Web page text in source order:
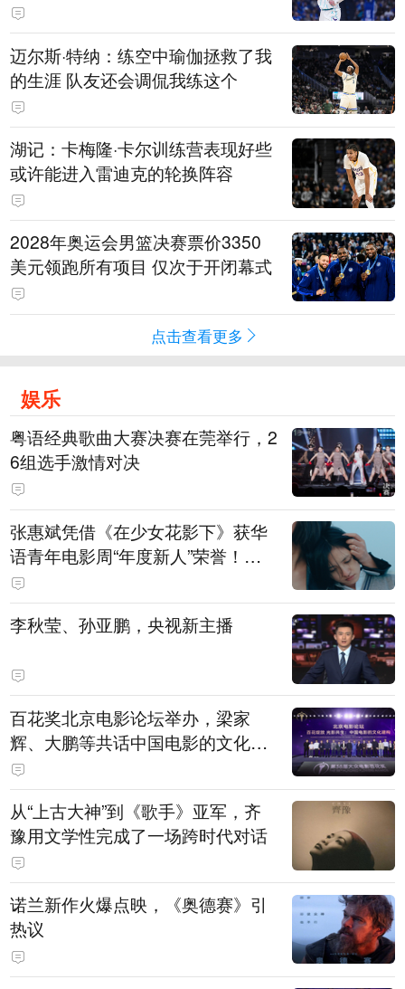
迈尔斯·特纳：练空中瑜伽拯救了我
的生涯 队友还会调侃我练这个
湖记：卡梅隆·卡尔训练营表现好些
或许能进入雷迪克的轮换阵容
2028年奥运会男篮决赛票价3350
美元领跑所有项目 仅次于开闭幕式
点击查看更多
娱乐
粤语经典歌曲大赛决赛在莞举行，2
6组选手激情对决
张惠斌凭借《在少女花影下》获华
语青年电影周“年度新人”荣誉！该
电影全程在广州取景，采用粤语对
白，主演均为广州本土演员
李秋莹、孙亚鹏，央视新主播
百花奖北京电影论坛举办，梁家
辉、大鹏等共话中国电影的文化建
构
从“上古大神”到《歌手》亚军，齐
豫用文学性完成了一场跨时代对话
诺兰新作火爆点映，《奥德赛》引
热议